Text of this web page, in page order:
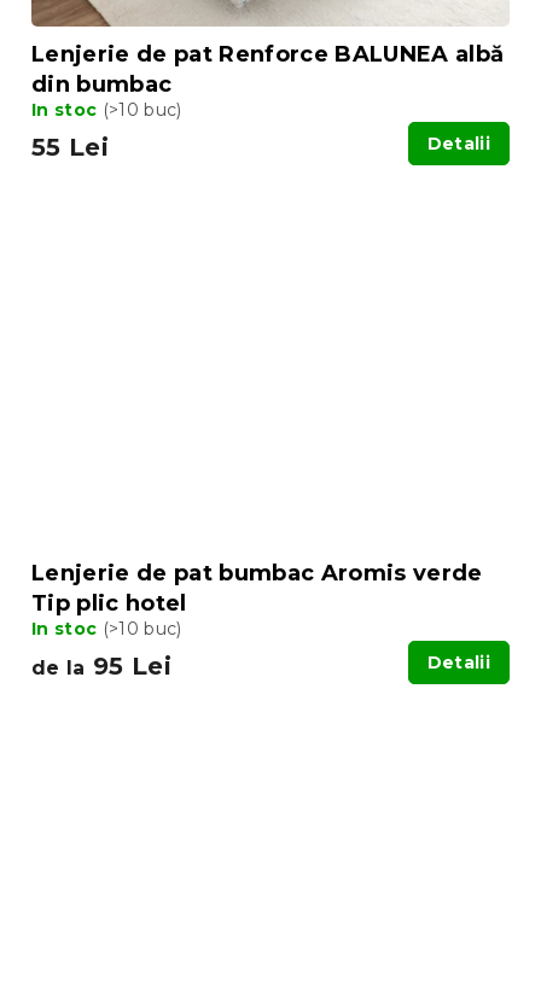
Lenjerie de pat Renforce BALUNEA albă
din bumbac
In stoc (>10 buc)
55 Lei Detalii
Lenjerie de pat bumbac Aromis verde
Tip plic hotel
In stoc (>10 buc)
de la 95 Lei Detalii